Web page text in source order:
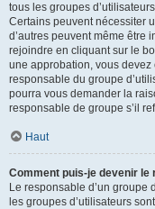
tous les groupes
Certains peuvent nécessiter
d’autres peuvent même être
rejoindre en cliquant sur le
une approbation, vous
responsable du groupe
pourra vous demander la
responsable de groupe s’il
Haut
Comment puis-je devenir le
Le responsable d’un groupe
les groupes d’utilisateurs